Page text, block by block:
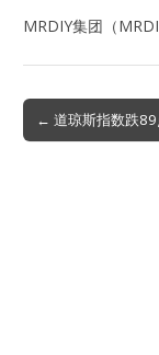
MRDIY集团（
Post
navigation
← 道琼斯指数跌